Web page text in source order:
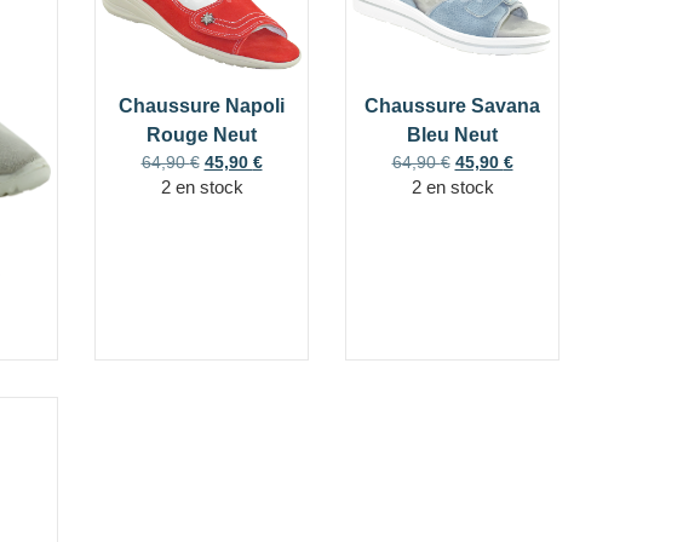
Chaussure Napoli
Rouge Neut
64,90€ 45,90 €
2 en stock
Chaussure Savana
Bleu Neut
64,90€ 45,90 €
2 en stock